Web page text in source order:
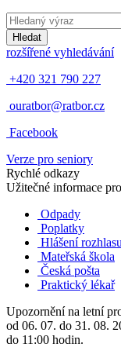
Hledat
rozšířené vyhledávání
+420 321 790 227
ouratbor@ratbor.cz
Facebook
Verze pro seniory
Rychlé odkazy
Užitečné informace
Odpady
Poplatky
Hlášení rozhlasu
Mateřská škola
Česká pošta
Praktický lékař
Upozornění na letní
od 06. 07. do 31. 08.
do 11:00 hodin.